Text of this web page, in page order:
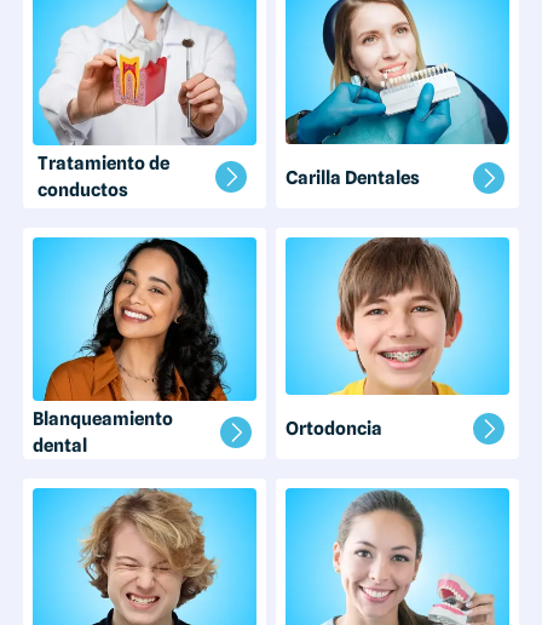
Tratamiento de
conductos
Carilla Dentales
Blanqueamiento
dental
Ortodoncia